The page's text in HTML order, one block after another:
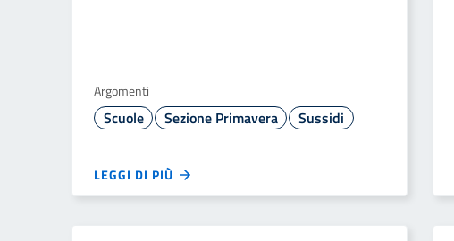
Argomenti
Scuole Sezione Primavera Sussidi
LEGGI DI PIÙ